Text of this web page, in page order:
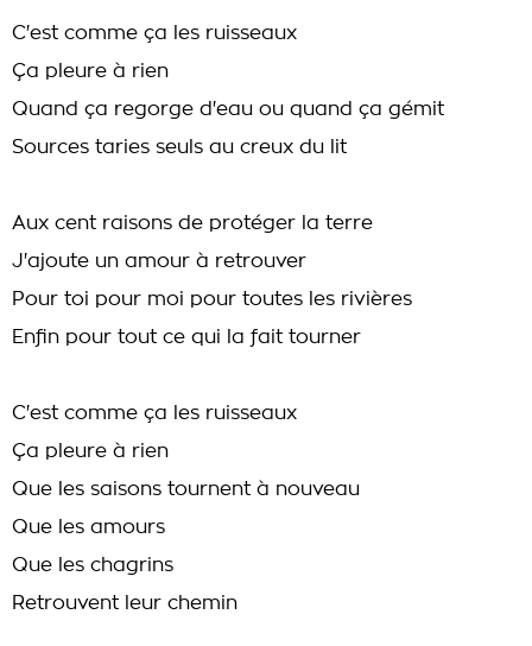
C'est comme ça les ruisseaux
Ça pleure à rien
Quand ça regorge d'eau ou quand ça gémit
Sources taries seuls au creux du lit
Aux cent raisons de protéger la terre
J'ajoute un amour à retrouver
Pour toi pour moi pour toutes les rivières
Enfin pour tout ce qui la fait tourner
C'est comme ça les ruisseaux
Ça pleure à rien
Que les saisons tournent à nouveau
Que les amours
Que les chagrins
Retrouvent leur chemin